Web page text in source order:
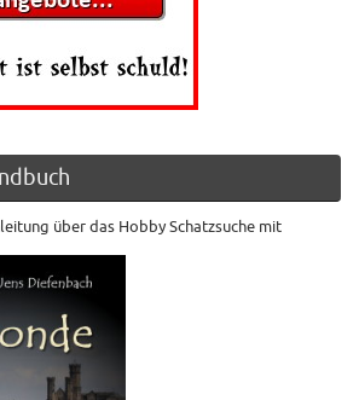
über das Hobby Schatzsuche mit